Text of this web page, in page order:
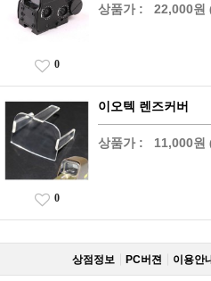
상품가 : 22,000원
0
이오텍 렌즈커버
상품가 : 11,000원
0
상점정보 PC버젼 이용안